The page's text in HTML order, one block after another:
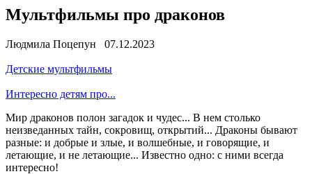
Мультфильмы про драконов
Людмила Поцепун 07.12.2023
Детские мультфильмы
Интересно детям про...
Мир драконов полон загадок и чудес... В нем столько
неизведанных тайн, сокровищ, открытий... Драконы бывают
разные: и добрые и злые, и волшебные, и говорящие, и
летающие, и не летающие... Известно одно: с ними всегда
интересно!